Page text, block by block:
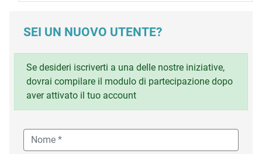
SEI UN NUOVO UTENTE?
Se desideri iscriverti a una delle nostre iniziative,
dovrai compilare il modulo di partecipazione dopo
aver attivato il tuo account